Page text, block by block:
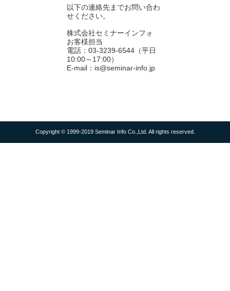
以下の連絡先までお問い合わ
せください。
株式会社セミナーインフォ
お客様担当
電話：03-3239-6544（平日
10:00～17:00）
E-mail：is@seminar-info.jp
Copyright © 1999-2019 Seminar Info Co.,Ltd. All rights reserved.